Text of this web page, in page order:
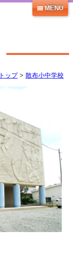
MENU
トップ> 散布小中学校